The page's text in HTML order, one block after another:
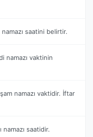
saatini belirtir.
namazı vaktinin
namazı vaktidir. İftar
namazı saatidir.